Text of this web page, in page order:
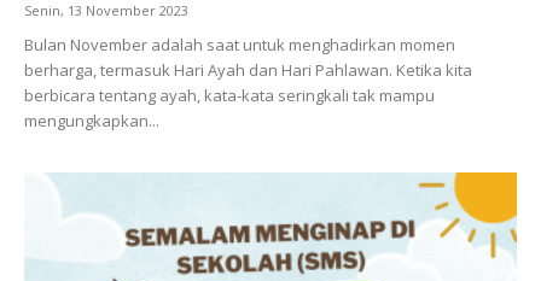
Senin, 13 November 2023
Bulan November adalah saat untuk menghadirkan momen
berharga, termasuk Hari Ayah dan Hari Pahlawan. Ketika kita
berbicara tentang ayah, kata-kata seringkali tak mampu
mengungkapkan...